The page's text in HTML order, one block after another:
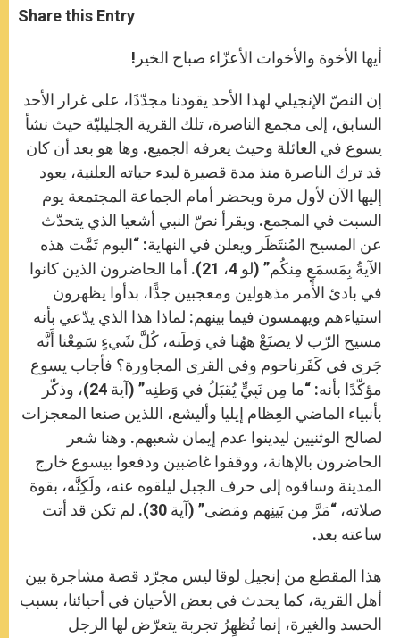
t
s
s
e
e
b
r
Share this Entry
أيها الأخوة والأخوات الأعزّاء صباح الخير!
إن النصّ الإنجيلي لهذا الأحد يقودنا مجدّدًا، على غرار الأحد
السابق، إلى مجمع الناصرة، تلك القرية الجليليّة حيث نشأ
يسوع في العائلة وحيث يعرفه الجميع. وها هو بعد أن كان
قد ترك الناصرة منذ مدة قصيرة لبدء حياته العلنية، يعود
إليها الآن لأول مرة ويحضر أمام الجماعة المجتمعة يوم
السبت في المجمع. ويقرأ نصّ النبي أشعيا الذي يتحدّث
عن المسيح المُنتَظَر ويعلن في النهاية: “اليوم تَمَّت هذه
الآيةُ بِمَسمَعٍ مِنكُم” (لو 4، 21). أما الحاضرون الذين كانوا
في بادئ الأمر مذهولين ومعجبين جدًّا، بدأوا يظهرون
استياءهم ويهمسون فيما بينهم: لماذا هذا الذي يدّعي بأنه
مسيح الرّب لا يصنَعْ ههُنا في وَطَنه، كُلَّ شَيءٍ سَمِعْنا أَنَّه
جَرى في كَفَرناحوم وفي القرى المجاورة؟ فأجاب يسوع
مؤكّدًا بأنه: “ما مِن نَبِيٍّ يُقبَلُ في وَطنِه” (آية 24)، وذكّر
بأنبياء الماضي العِظام إيليا وأليشع، اللذين صنعا المعجزات
لصالح الوثنيين ليدينوا عدم إيمان شعبهم. وهنا شعر
الحاضرون بالإهانة، ووقفوا غاضبين ودفعوا بيسوع خارج
المدينة وساقوه إلى حرف الجبل ليلقوه عنه، ولَكِنَّه، بقوة
صلاته، “مَرَّ مِن بَينِهم ومَضى” (آية 30). لم تكن قد أتت
ساعته بعد.
هذا المقطع من إنجيل لوقا ليس مجرّد قصة مشاجرة بين
أهل القرية، كما يحدث في بعض الأحيان في أحيائنا، بسبب
الحسد والغيرة، إنما تُظهِرُ تجربة يتعرّض لها الرجل